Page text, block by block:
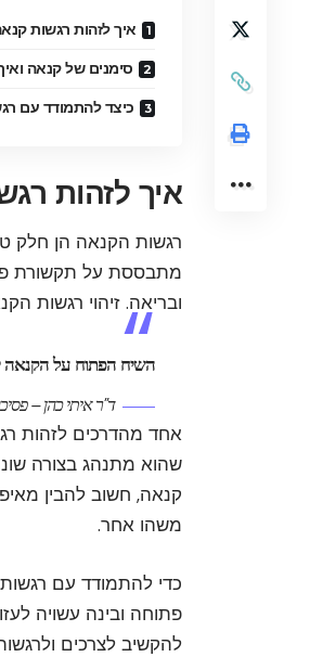
איך לזהות רגשות
סימנים של קנאה
כיצד להתמודד עם
איך לזהות
רגשות הקנאה הן חלק
מתבססת על תקשורת
ובריאה. זיהוי רגשות
השיח הפתוח על הקנאה
ד"ר איתי כהן –
אחד מהדרכים לזהות
שהוא מתנהג בצורה
קנאה, חשוב להבין
משהו אחר.
כדי להתמודד עם
פתוחה ובינה עשויה
להקשיב לצרכים